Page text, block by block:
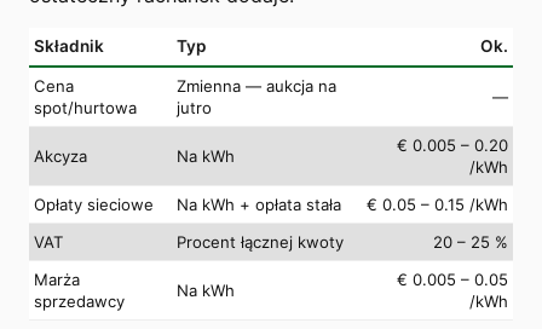
Składnik Typ Ok.
Cena
spot/hurtowa
Zmienna — aukcja na
jutro
—
Akcyza Na kWh
€ 0.005 – 0.20
/kWh
Opłaty sieciowe
Na kWh + opłata stała
€ 0.05 – 0.15 /kWh
VAT
Procent łącznej kwoty
20 – 25 %
Marża
sprzedawcy
Na kWh
€ 0.005 – 0.05
/kWh